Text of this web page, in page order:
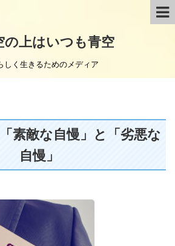
の上はいつも青空
しく生きるためのメディア
素敵な自慢」と「劣悪な
自慢」